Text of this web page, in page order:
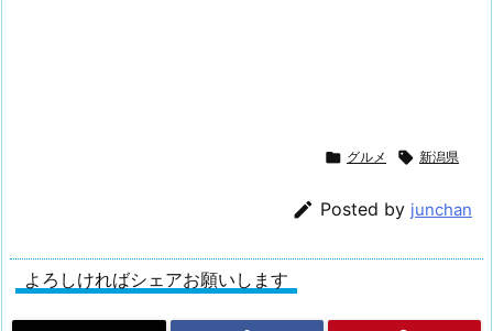
 グルメ  新潟県
 Posted by junchan
よろしければシェアお願いします